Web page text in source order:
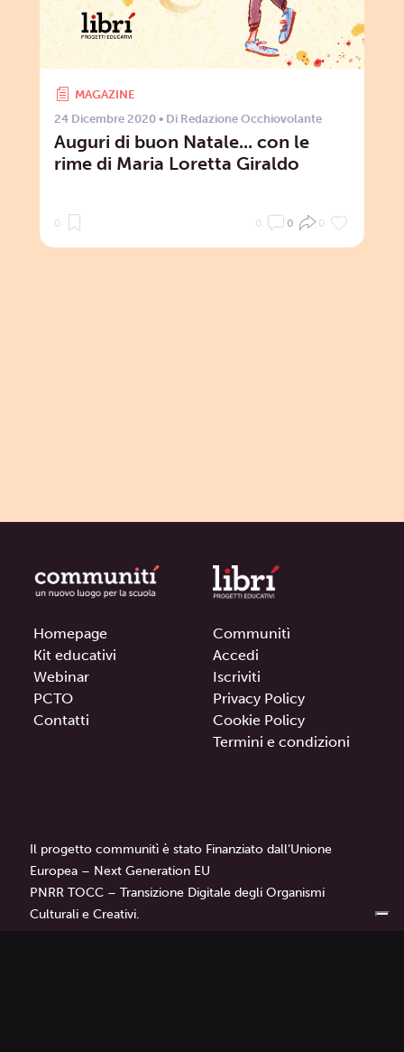
MAGAZINE
24 Dicembre 2020 • Di Redazione Occhiovolante
Auguri di buon Natale... con le
rime di Maria Loretta Giraldo
0 0 0 0
Homepage
Kit educativi
Webinar
PCTO
Contatti
Communitì
Accedi
Iscriviti
Privacy Policy
Cookie Policy
Termini e condizioni
Il progetto communitì è stato Finanziato dall’Unione
Europea – Next Generation EU
PNRR TOCC – Transizione Digitale degli Organismi
Culturali e Creativi.